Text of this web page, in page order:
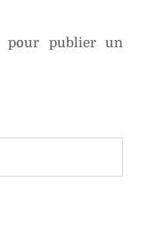
pour publier un